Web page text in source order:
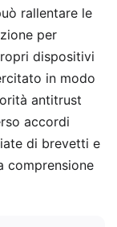
rallentare le
per
dispositivi
in modo
antitrust
accordi
di brevetti e
comprensione